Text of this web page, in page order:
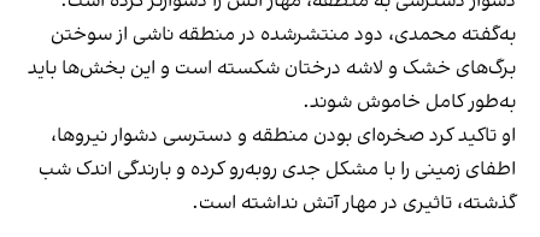
به‌گفته محمدی، دود منتشرشده در منطقه ناشی از سوختن
برگ‌های خشک و لاشه درختان شکسته است و این بخش‌ها باید
به‌طور کامل خاموش شوند.
او تاکید کرد صخره‌ای بودن منطقه و دسترسی دشوار نیروها،
اطفای زمینی را با مشکل جدی روبه‌رو کرده و بارندگی اندک شب
گذشته، تاثیری در مهار آتش نداشته است.